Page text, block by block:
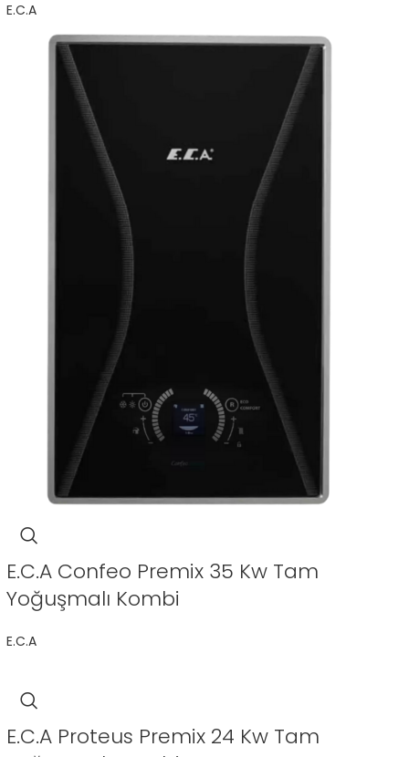
E.C.A
E.C.A Confeo Premix 35 Kw Tam
Yoğuşmalı Kombi
E.C.A
E.C.A Proteus Premix 24 Kw Tam